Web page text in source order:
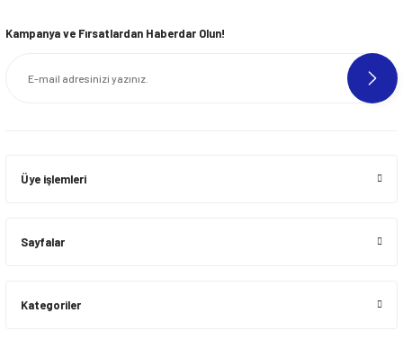
Kampanya ve Fırsatlardan Haberdar Olun!
Üye işlemleri
Sayfalar
Kategoriler